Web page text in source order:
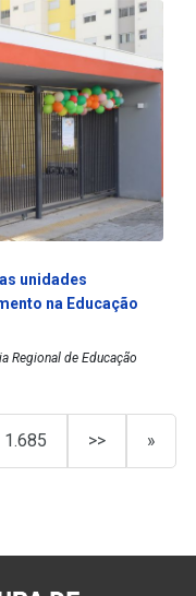
unidades
na Educação
Regional de Educação
1.685 >> »